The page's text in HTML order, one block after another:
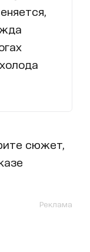
сюжет,
Реклама